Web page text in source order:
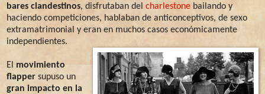
bares clandestinos, disfrutaban del charlestone bailando y
haciendo competiciones, hablaban de anticonceptivos, de sexo
extramatrimonial y eran en muchos casos económicamente
independientes.
El movimiento
flapper supuso un
gran impacto en la